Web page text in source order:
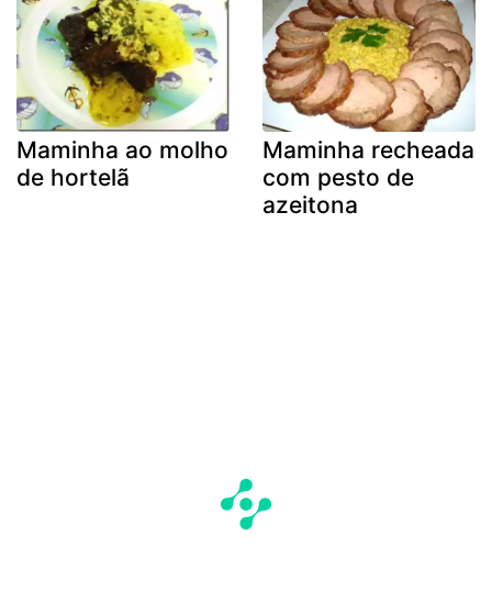
Maminha ao molho
de hortelã
Maminha recheada
com pesto de
azeitona